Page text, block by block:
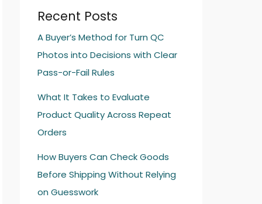
Recent Posts
A Buyer’s Method for Turn QC
Photos into Decisions with Clear
Pass-or-Fail Rules
What It Takes to Evaluate
Product Quality Across Repeat
Orders
How Buyers Can Check Goods
Before Shipping Without Relying
on Guesswork